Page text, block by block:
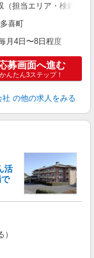
担当エリア・検針数
喜町
月4日〜8日程度
募画面へ進む
かんたん3ステップ！
社 の他の求人をみる
活